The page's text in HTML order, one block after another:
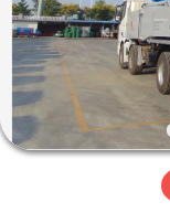
VIDEOS
VR-
SHOW